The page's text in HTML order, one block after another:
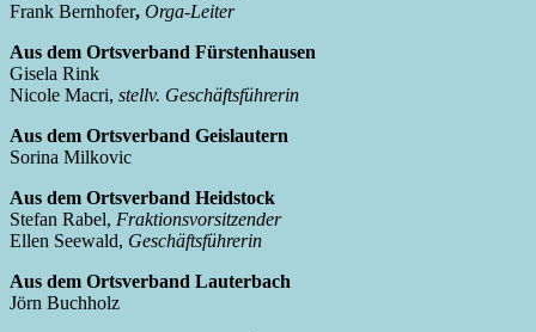
Frank Bernhofer, Orga-Leiter
Aus dem Ortsverband Fürstenhausen
Gisela Rink
Nicole Macri, stellv. Geschäftsführerin
Aus dem Ortsverband Geislautern
Sorina Milkovic
Aus dem Ortsverband Heidstock
Stefan Rabel, Fraktionsvorsitzender
Ellen Seewald, Geschäftsführerin
Aus dem Ortsverband Lauterbach
Jörn Buchholz